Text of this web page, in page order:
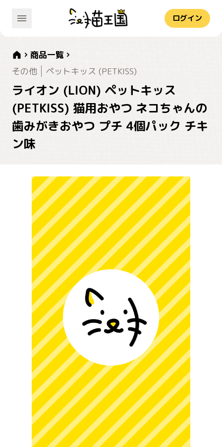
ログイン
商品一覧
その他
ペットキッス (PETKISS)
ライオン (LION) ペットキッス
(PETKISS) 猫用おやつ ネコちゃんの
歯みがきおやつ プチ 4個パック チキ
ン味